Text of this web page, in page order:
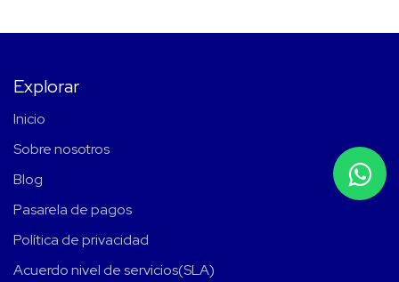
Explorar
Inicio
Sobre nosotros
Blog
Pasarela de pagos
Política de privacidad
Acuerdo nivel de servicios(SLA)